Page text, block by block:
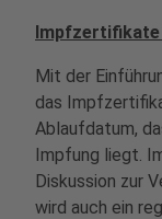
Mit der
das
Ablaufdatum,
Impfung liegt.
Diskussion zur
wird auch ein